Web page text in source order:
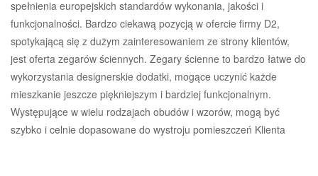
spełnienia europejskich standardów wykonania, jakości i
funkcjonalności. Bardzo ciekawą pozycją w ofercie firmy D2,
spotykającą się z dużym zainteresowaniem ze strony klientów,
jest oferta zegarów ściennych. Zegary ścienne to bardzo łatwe do
wykorzystania designerskie dodatki, mogące uczynić każde
mieszkanie jeszcze piękniejszym i bardziej funkcjonalnym.
Występujące w wielu rodzajach obudów i wzorów, mogą być
szybko i celnie dopasowane do wystroju pomieszczeń Klienta